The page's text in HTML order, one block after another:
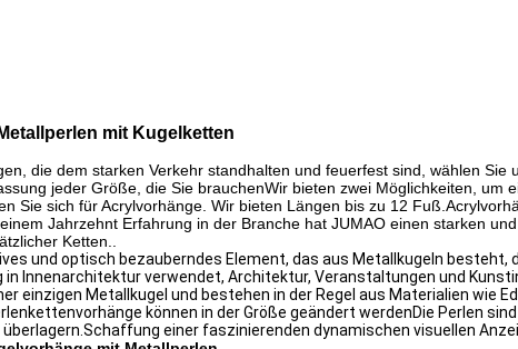
mit Kugelketten
die dem starken Verkehr standhalten und feuerfest sind, wählen
jeder Größe, die Sie brauchenWir bieten zwei Möglichkeiten,
Sie sich für Acrylvorhänge. Wir bieten Längen bis zu 12
Jahrzehnt Erfahrung in der Branche hat JUMAO einen starken
Ketten..
und optisch bezauberndes Element, das aus Metallkugeln
Innenarchitektur verwendet, Architektur, Veranstaltungen und
einzigen Metallkugel und bestehen in der Regel aus Materialien wie
können in der Größe geändert werdenDie Perlen
einer faszinierenden dynamischen visuellen